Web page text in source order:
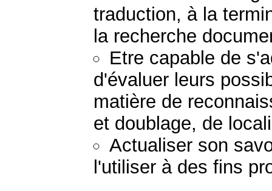
traduction, à la
la recherche
Etre capable de
d'évaluer leurs
matière de
et doublage, de
Actualiser son
l'utiliser à des fins